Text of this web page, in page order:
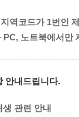
역코드가 1번인
노트북에서만
안내드립니다.
관련 안내